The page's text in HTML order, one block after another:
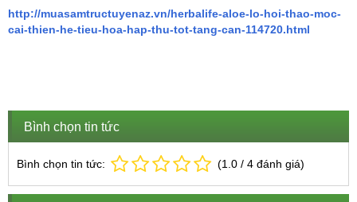
http://muasamtructuyenaz.vn/herbalife-aloe-lo-hoi-thao-moc-
cai-thien-he-tieu-hoa-hap-thu-tot-tang-can-114720.html
Bình chọn tin tức
Bình chọn tin tức: (1.0 / 4 đánh giá)